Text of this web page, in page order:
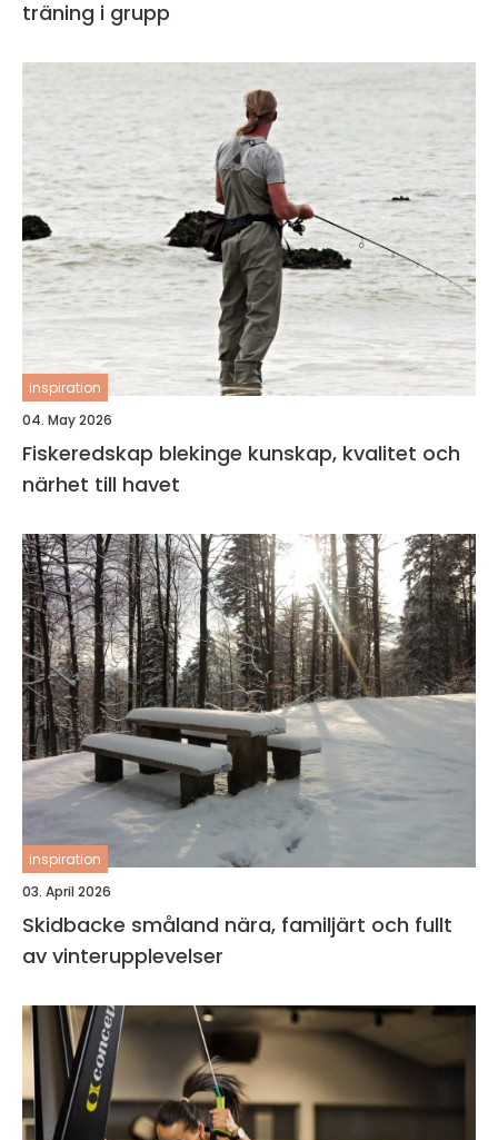
träning i grupp
inspiration
04. May 2026
Fiskeredskap blekinge kunskap, kvalitet och
närhet till havet
inspiration
03. April 2026
Skidbacke småland nära, familjärt och fullt
av vinterupplevelser